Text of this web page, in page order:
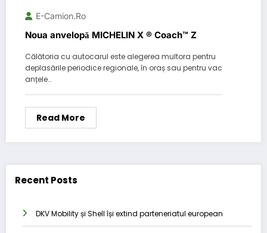
E-Camion.ro
Noua anvelopă MICHELIN X ® Coach™ Z
Călătoria cu autocarul este alegerea multora pentru
deplasările periodice regionale, în oraș sau pentru vac
anțele…
Read More
Recent Posts
DKV Mobility și Shell își extind parteneriatul european